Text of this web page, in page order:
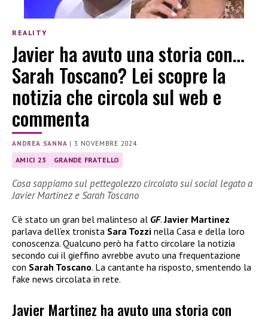
REALITY
Javier ha avuto una storia con…
Sarah Toscano? Lei scopre la
notizia che circola sul web e
commenta
ANDREA SANNA |3 NOVEMBRE 2024
AMICI 23 GRANDE FRATELLO
Cosa sappiamo sul pettegolezzo circolato sui social legato a
Javier Martinez e Sarah Toscano
C’è stato un gran bel malinteso al GF.Javier Martinez
parlava dell’ex tronista Sara Tozzi nella Casa e della loro
conoscenza. Qualcuno però ha fatto circolare la notizia
secondo cui il gieffino avrebbe avuto una frequentazione
con Sarah Toscano. La cantante ha risposto, smentendo la
fake news circolata in rete.
Javier Martinez ha avuto una storia con